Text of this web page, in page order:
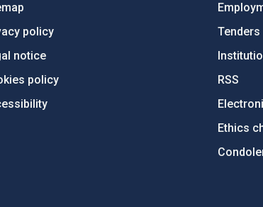
policy
notice
policy
Tenders
RSS
Ethics